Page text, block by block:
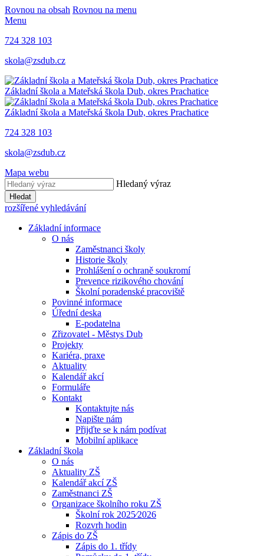
Rovnou na obsah Rovnou na menu
Menu
724 328 103
skola@zsdub.cz
Základní škola a Mateřská škola Dub, okres Prachatice
Základní škola a Mateřská škola Dub, okres Prachatice
724 328 103
skola@zsdub.cz
Mapa webu
Hledaný výraz
Hledat
rozšířené vyhledávání
Základní informace
O nás
Zaměstnanci školy
Historie školy
Prohlášení o ochraně soukromí
Prevence rizikového chování
Školní poradenské pracoviště
Povinné informace
Úřední deska
E-podatelna
Zřizovatel - Městys Dub
Projekty
Kariéra, praxe
Aktuality
Kalendář akcí
Formuláře
Kontakt
Kontaktujte nás
Napište nám
Přijďte se k nám podívat
Mobilní aplikace
Základní škola
O nás
Aktuality ZŠ
Kalendář akcí ZŠ
Zaměstnanci ZŠ
Organizace školního roku ZŠ
Školní rok 2025⁄2026
Rozvrh hodin
Zápis do ZŠ
Zápis do 1. třídy